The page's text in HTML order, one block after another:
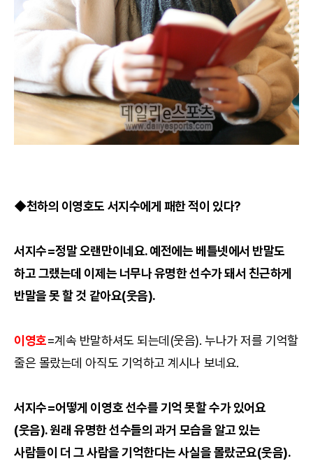
◆천하의 이영호도 서지수에게 패한 적이 있다?
서지수=정말 오랜만이네요. 예전에는 베틀넷에서 반말도
하고 그랬는데 이제는 너무나 유명한 선수가 돼서 친근하게
반말을 못 할 것 같아요(웃음).
이영호=계속 반말하셔도 되는데(웃음). 누나가 저를 기억할
줄은 몰랐는데 아직도 기억하고 계시나 보네요.
서지수=어떻게 이영호 선수를 기억 못할 수가 있어요
(웃음). 원래 유명한 선수들의 과거 모습을 알고 있는
사람들이 더 그 사람을 기억한다는 사실을 몰랐군요(웃음).